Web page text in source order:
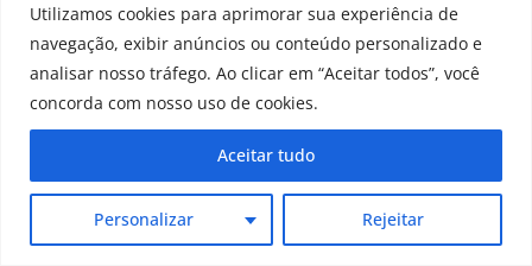
Utilizamos cookies para aprimorar sua experiência de
navegação, exibir anúncios ou conteúdo personalizado e
analisar nosso tráfego. Ao clicar em “Aceitar todos”, você
concorda com nosso uso de cookies.
Personalizar Rejeitar
Aceitar tudo
Família
Receitas
Qualidade de vida
Beleza